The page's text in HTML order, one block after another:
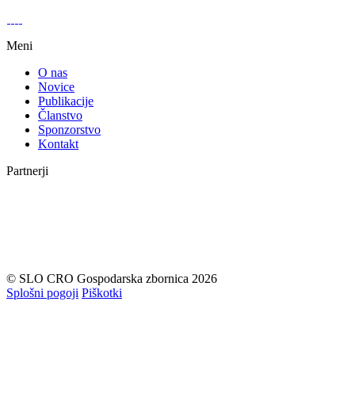
Meni
O nas
Novice
Publikacije
Članstvo
Sponzorstvo
Kontakt
Partnerji
© SLO CRO Gospodarska zbornica 2026
Splošni pogoji Piškotki